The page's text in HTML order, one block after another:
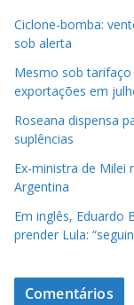
Ciclone-bomba:
sob alerta
Mesmo sob
exportações em
Roseana dispensa
suplências
Ex-ministra de Milei
Argentina
Em inglês, Eduardo
prender Lula:
Comentários